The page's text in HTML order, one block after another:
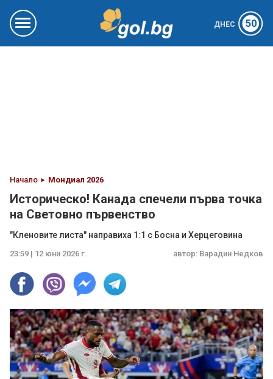
ДНЕС 50
Начало Мондиал 2026
Историческо! Канада спечели първа точка
на Световно първенство
"Кленовите листа" направиха 1:1 с Босна и Херцеговина
23:59 | 12 юни 2026 г. автор: Варадин Недков